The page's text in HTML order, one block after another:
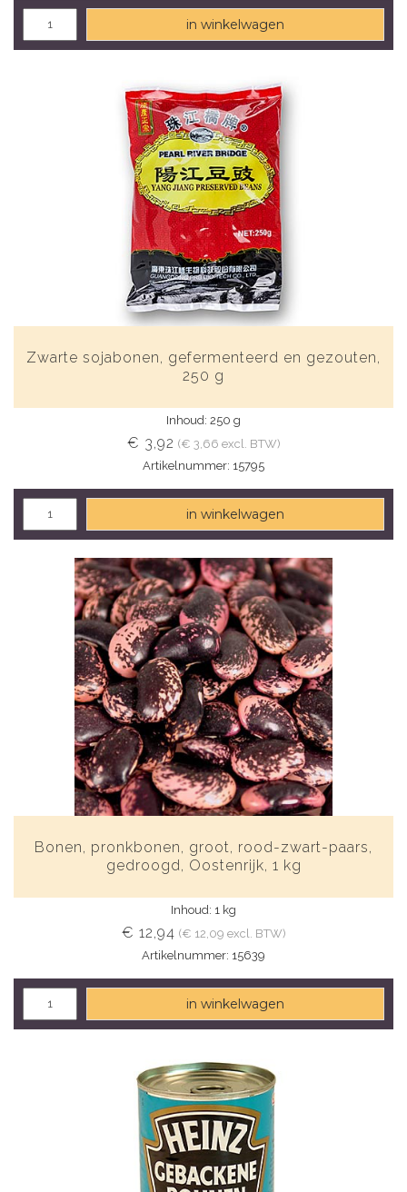
in winkelwagen
Zwarte sojabonen, gefermenteerd en gezouten,
250 g
Inhoud: 250 g
€ 3,92 (€ 3,66 excl. BTW)
Artikelnummer: 15795
in winkelwagen
Bonen, pronkbonen, groot, rood-zwart-paars,
gedroogd, Oostenrijk, 1 kg
Inhoud: 1 kg
€ 12,94 (€ 12,09 excl. BTW)
Artikelnummer: 15639
in winkelwagen